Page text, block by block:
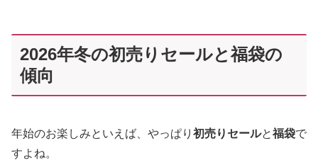
2026年冬の初売りセールと福袋の
傾向
年始のお楽しみといえば、やっぱり 初売りセールと福袋で
すよね。